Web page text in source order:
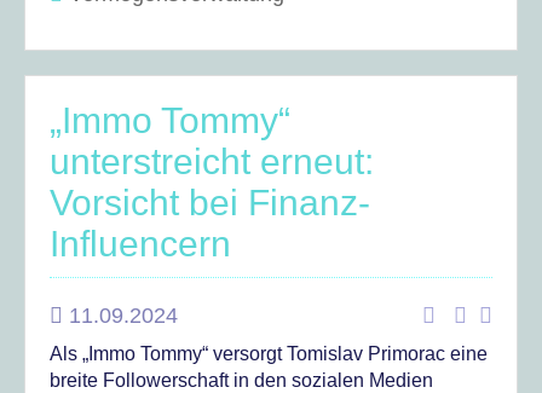
„Immo Tommy“
unterstreicht erneut:
Vorsicht bei Finanz-
Influencern
11.09.2024
Als „Immo Tommy“ versorgt Tomislav Primorac eine
breite Followerschaft in den sozialen Medien